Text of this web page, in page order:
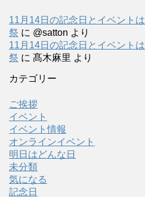
11月14日の記念日とイベント
祭 に @satton より
11月14日の記念日とイベント
祭 に 髙木麻里 より
カテゴリー
ご挨拶
イベント
イベント情報
オンラインイベント
明日はどんな日
未分類
気になる
記念日